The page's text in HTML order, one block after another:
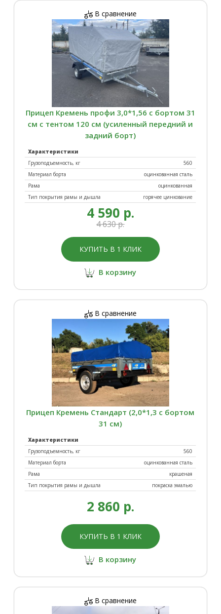
В сравнение
Прицеп Кремень профи 3,0*1,56 с бортом 31
см с тентом 120 см (усиленный передний и
задний борт)
Характеристики
Грузоподъемность, кг
560
Материал борта
оцинкованная сталь
Рама
оцинкованная
Тип покрытия рамы и дышла
горячее цинкование
4 590 р.
4 630 р.
КУПИТЬ В 1 КЛИК
В корзину
В сравнение
Прицеп Кремень Стандарт (2,0*1,3 с бортом
31 см)
Характеристики
Грузоподъемность, кг
560
Материал борта
оцинкованная сталь
Рама
крашеная
Тип покрытия рамы и дышла
покраска эмалью
2 860 р.
КУПИТЬ В 1 КЛИК
В корзину
В сравнение